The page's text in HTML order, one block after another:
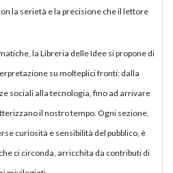
la serietà e la precisione che il lettore
la Libreria delle Idee si propone di
su molteplici fronti: dalla
sociali alla tecnologia, fino ad arrivare
il nostro tempo. Ogni sezione,
curiosità e sensibilità del pubblico, è
ci circonda, arricchita da contributi di